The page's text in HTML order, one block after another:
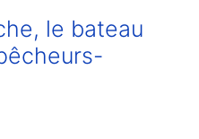
le bateau